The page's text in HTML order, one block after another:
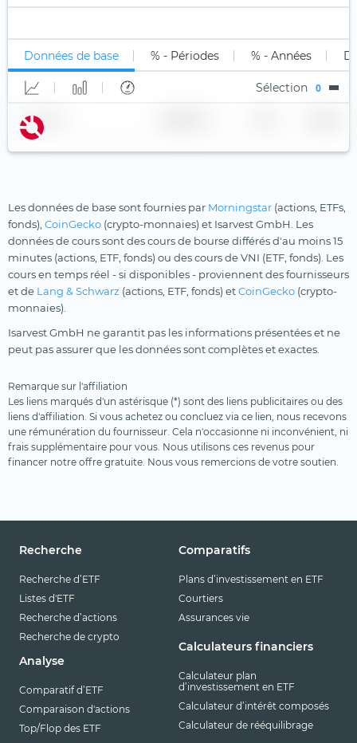
Moat
Multi-Actifs
Ordinateur quantique
Principes chrétiens
Robotique
Santé
Santé
Semi-conducteurs
Technologies innovantes
Technologies médicales
Uranium
Ville intelligente
Voyages et loisirs
YourIndex
Uniquement long (1x)
Long Levier
Short
Short Levier
Données de base % - Périodes % - Années
Sélection 0
Nom
Les données de base sont fournies par Morningstar (actions, ETFs,
fonds), CoinGecko (crypto-monnaies) et Isarvest GmbH. Les
données de cours sont des cours de bourse différés d'au moins 15
minutes (actions, ETF, fonds) ou des cours de VNI (ETF, fonds). Les
cours en temps réel - si disponibles - proviennent des fournisseurs
et de Lang & Schwarz (actions, ETF, fonds) etCoinGecko (crypto-
monnaies).
Isarvest GmbH ne garantit pas les informations présentées et ne
peut pas assurer que les données sont complètes et exactes.
Remarque sur l'affiliation
Les liens marqués d'un astérisque (*) sont des liens publicitaires ou des
liens d'affiliation. Si vous achetez ou concluez via ce lien, nous recevons
une rémunération du fournisseur. Cela n'occasionne ni inconvénient, ni
frais supplémentaire pour vous. Nous utilisons ces revenus pour
financer notre offre gratuite. Nous vous remercions de votre soutien.
Recherche
Recherche d’ETF
Listes d'ETF
Recherche d’actions
Recherche de crypto
Analyse
Comparatif d’ETF
Comparaison d'actions
Top/Flop des ETF
Comparatifs
Plans d’investissement en ETF
Courtiers
Assurances vie
Calculateurs financiers
Calculateur plan
d’investissement en ETF
Calculateur d’intérêt composés
Calculateur de rééquilibrage